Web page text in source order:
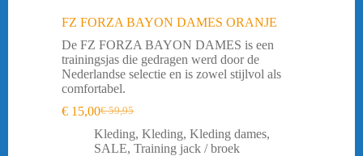
FZ FORZA BAYON DAMES ORANJE
De FZ FORZA BAYON DAMES is een
trainingsjas die gedragen werd door de
Nederlandse selectie en is zowel stijlvol als
comfortabel.
€59,95
Oorspronkelijke
prijs
was:
€ 15,00Huidige
prijs
is:
Kleding, Kleding, Kleding dames,
SALE, Training jack / broek